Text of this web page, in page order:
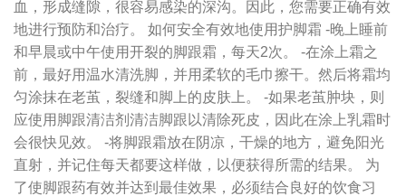
血，形成缝隙，很容易感染的深沟。因此，您需要正确有效
地进行预防和治疗。 如何安全有效地使用护脚霜 -晚上睡前
和早晨或中午使用开裂的脚跟霜，每天2次。 -在涂上霜之
前，最好用温水清洗脚，并用柔软的毛巾擦干。然后将霜均
匀涂抹在老茧，裂缝和脚上的皮肤上。 -如果老茧肿块，则
应使用脚跟清洁剂清洁脚跟以清除死皮，因此在涂上乳霜时
会很快见效。 -将脚跟霜放在阴凉，干燥的地方，避免阳光
直射，并记住每天都要这样做，以便获得所需的结果。 为
了使脚跟药有效并达到最佳效果，必须结合良好的饮食习